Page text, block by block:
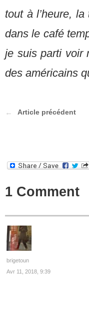
tout à l’heure,
dans le café
je suis parti voir
des américains
Article précédent
1 Comment
brigetoun
Avr 11, 2018, 9:39